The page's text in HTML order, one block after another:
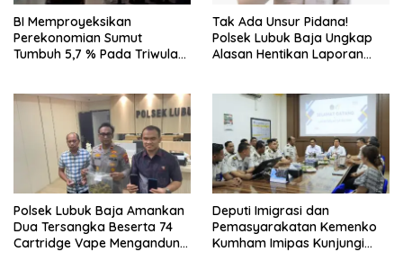
BI Memproyeksikan
Perekonomian Sumut
Tumbuh 5,7 % Pada Triwulan
Tak Ada Unsur Pidana!
Polsek Lubuk Baja Ungkap
Alasan Hentikan Laporan
Polsek Lubuk Baja Amankan
Dua Tersangka Beserta 74
Cartridge Vape Mengandung
Deputi Imigrasi dan
Pemasyarakatan Kemenko
Kumham Imipas Kunjungi